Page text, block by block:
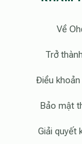
Về
Trở
Điều
Bảo mật
Giải quyết